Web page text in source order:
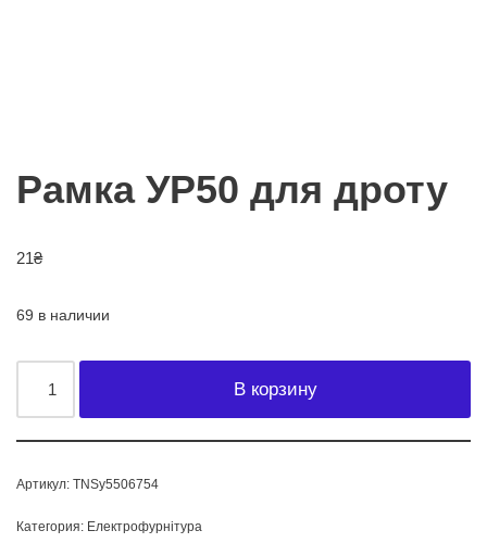
Рамка УР50 для дроту
21₴
69 в наличии
В корзину
Артикул: TNSy5506754
Категория: Електрофурнітура